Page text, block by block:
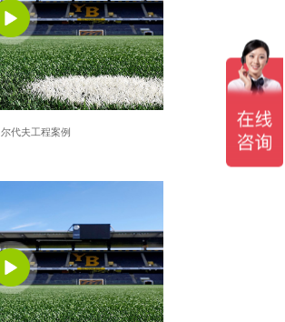
代夫工程案例